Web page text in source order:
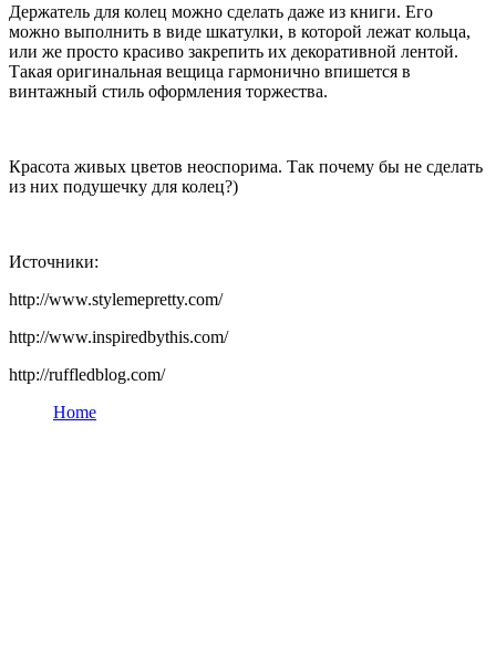
Держатель для колец можно сделать даже из книги. Его
можно выполнить в виде шкатулки, в которой лежат кольца,
или же просто красиво закрепить их декоративной лентой.
Такая оригинальная вещица гармонично впишется в
винтажный стиль оформления торжества.
Красота живых цветов неоспорима. Так почему бы не сделать
из них подушечку для колец?)
Источники:
http://www.stylemepretty.com/
http://www.inspiredbythis.com/
http://ruffledblog.com/
Home